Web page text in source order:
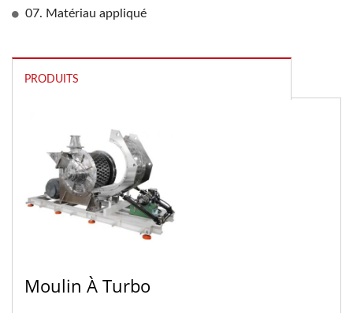
07. Matériau appliqué
PRODUITS
Moulin À Turbo